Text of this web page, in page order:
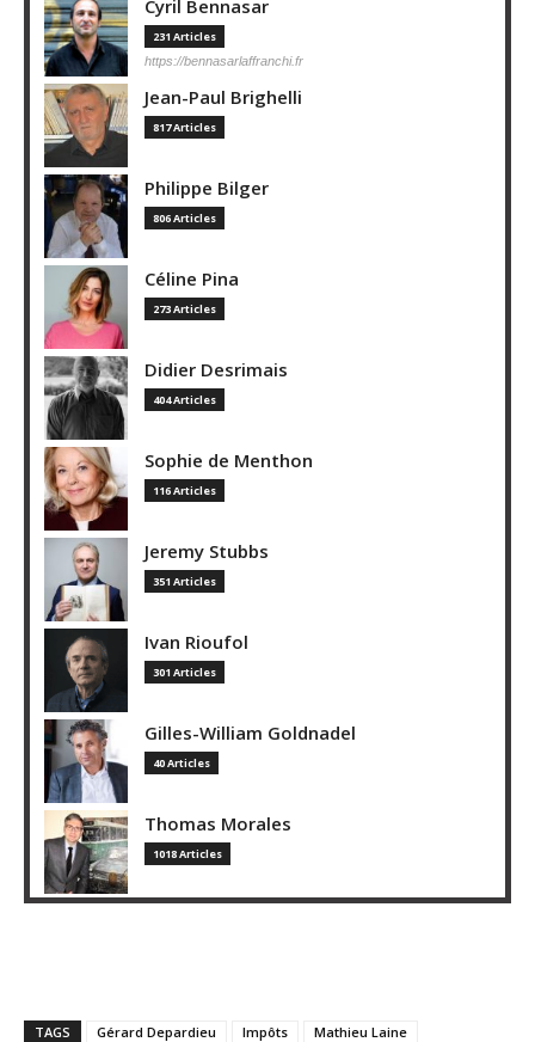
Cyril Bennasar
231 Articles
https://bennasarlaffranchi.fr
Jean-Paul Brighelli
817 Articles
Philippe Bilger
806 Articles
Céline Pina
273 Articles
Didier Desrimais
404 Articles
Sophie de Menthon
116 Articles
Jeremy Stubbs
351 Articles
Ivan Rioufol
301 Articles
Gilles-William Goldnadel
40 Articles
Thomas Morales
1018 Articles
TAGS Gérard Depardieu Impôts Mathieu Laine